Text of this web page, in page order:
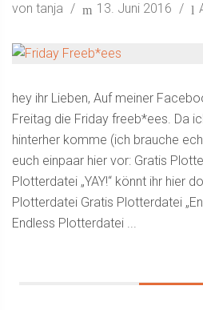
von tanja 13. Juni 2016
hey ihr Lieben, Auf meiner
Freitag die Friday freeb*ees. Da
hinterher komme (ich brauche
euch einpaar hier vor: Gratis
Plotterdatei „YAY!“ könnt ihr hier
Plotterdatei Gratis Plotterdatei
Endless Plotterdatei ...